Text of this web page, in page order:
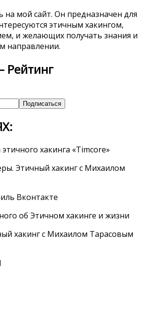
мой сайт. Он предназначен для
этичным хакингом,
и желающих получать знания и
направлении.
Рейтинг
хакинга «Timcore»
Этичный хакинг с Михаилом
Вконтакте
об Этичном хакинге и жизни
хакинг с Михаилом Тарасовым